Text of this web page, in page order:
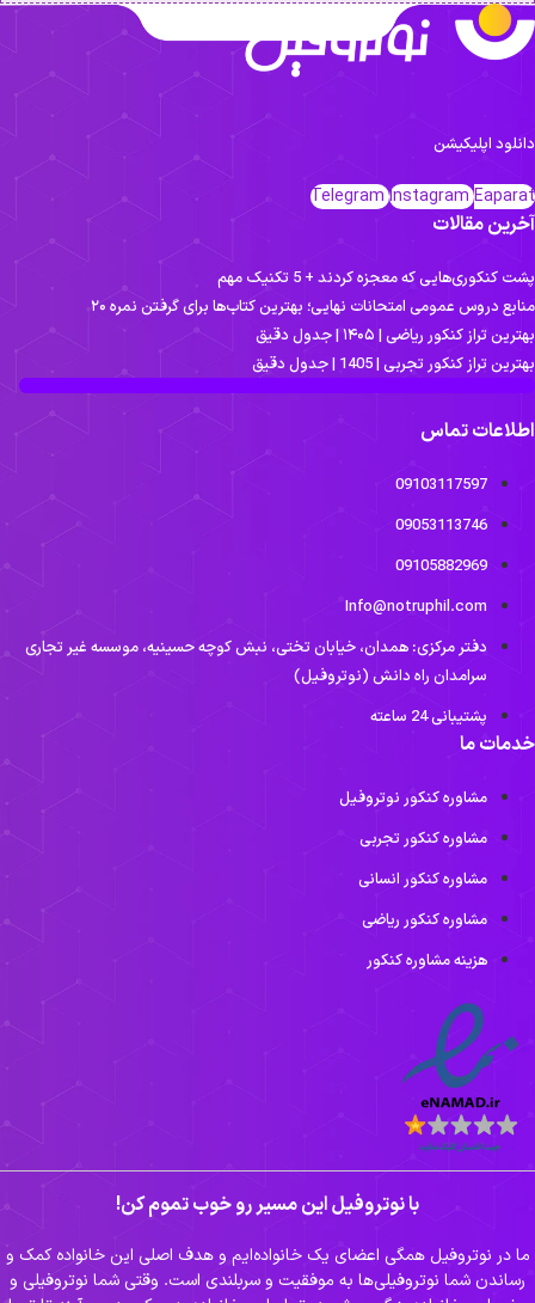
اپلیکیشن
TelegramInstagram
مقالات
کنکوری‌هایی که معجزه کردند + 5 تکنیک مهم
دروس عمومی امتحانات نهایی؛ بهترین کتاب‌ها برای گرفتن نمره ۲۰
تراز کنکور ریاضی | ۱۴۰۵ | جدول دقیق
تراز کنکور تجربی | 1405 | جدول دقیق
تماس
09103117597
09053113746
09105882969
Info@notruphil.com
دفتر مرکزی: همدان، خیابان تختی، نبش کوچه حسینیه، موسسه غیر تجاری
سرامدان راه دانش (نوتروفیل)
پشتیبانی 24 ساعته
ما
مشاوره کنکور نوتروفیل
مشاوره کنکور تجربی
مشاوره کنکور انسانی
مشاوره کنکور ریاضی
هزینه مشاوره کنکور
با نوتروفیل این مسیر رو خوب تموم کن!
در نوتروفیل همگی اعضای یک خانواده‌ایم و هدف اصلی این خانواده کمک و
رساندن شما نوتروفیلی‌ها به موفقیت و سربلندی است. وقتی شما نوتروفیلی و